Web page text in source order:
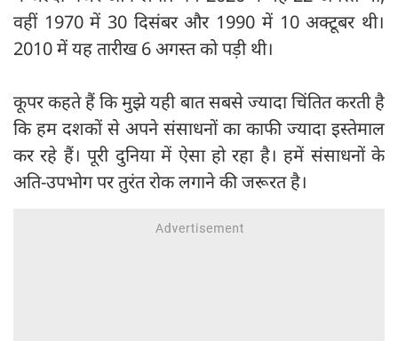
वहीं 1970 में 30 दिसंबर और 1990 में 10 अक्टूबर थी।
2010 में यह तारीख 6 अगस्त को पड़ी थी।
कूपर कहते हैं कि मुझे यही बात सबसे ज्यादा चिंतित करती है
कि हम दशकों से अपने संसाधनों का काफी ज्यादा इस्तेमाल
कर रहे हैं। पूरी दुनिया में ऐसा हो रहा है। हमें संसाधनों के
अति-उपभोग पर तुरंत रोक लगाने की जरूरत है।